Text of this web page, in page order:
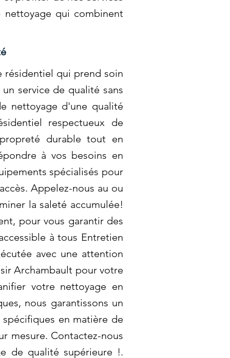
nettoyage qui combinent
résidentiel qui prend soin
service de qualité sans
nettoyage d'une qualité
respectueux de
durable tout en
à vos besoins en
spécialisés pour
Appelez-nous au ou
la saleté accumulée!
pour vous garantir des
à tous Entretien
avec une attention
Archambault pour votre
votre nettoyage en
nous garantissons un
en matière de
mesure. Contactez-nous
de qualité supérieure !.